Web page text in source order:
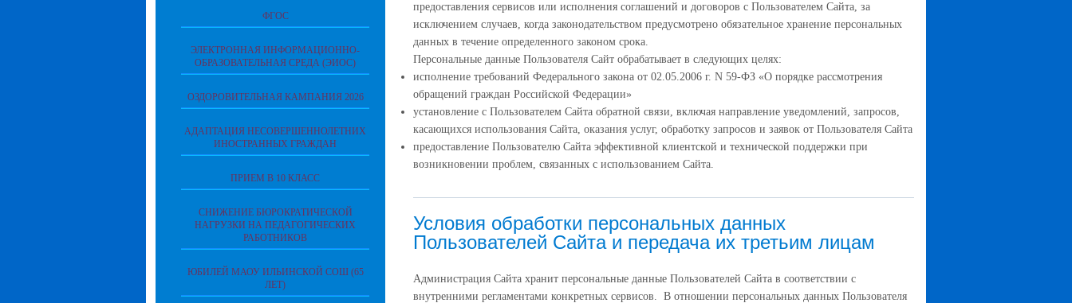
предоставления сервисов или исполнения соглашений и договоров с Пользователем Сайта, за
исключением случаев, когда законодательством предусмотрено обязательное хранение персональных
данных в течение определенного законом срока.
Персональные данные Пользователя Сайт обрабатывает в следующих целях:
исполнение требований Федерального закона от 02.05.2006 г. N 59-ФЗ «О порядке рассмотрения
обращений граждан Российской Федерации»
установление с Пользователем Сайта обратной связи, включая направление уведомлений, запросов,
касающихся использования Сайта, оказания услуг, обработку запросов и заявок от Пользователя Сайта
предоставление Пользователю Сайта эффективной клиентской и технической поддержки при
возникновении проблем, связанных с использованием Сайта.
Условия обработки персональных данных
Пользователей Сайта и передача их третьим лицам
Администрация Сайта хранит персональные данные Пользователей Сайта в соответствии с
внутренними регламентами конкретных сервисов. В отношении персональных данных Пользователя
ФГОС
ЭЛЕКТРОННАЯ ИНФОРМАЦИОННО-
ОБРАЗОВАТЕЛЬНАЯ СРЕДА (ЭИОС)
ОЗДОРОВИТЕЛЬНАЯ КАМПАНИЯ 2026
АДАПТАЦИЯ НЕСОВЕРШЕННОЛЕТНИХ
ИНОСТРАННЫХ ГРАЖДАН
ПРИЕМ В 10 КЛАСС
СНИЖЕНИЕ БЮРОКРАТИЧЕСКОЙ
НАГРУЗКИ НА ПЕДАГОГИЧЕСКИХ
РАБОТНИКОВ
ЮБИЛЕЙ МАОУ ИЛЬИНСКОЙ СОШ (65
ЛЕТ)